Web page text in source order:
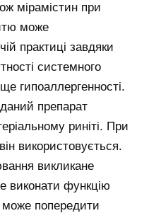
мірамістин при
може
практиці завдяки
системного
гипоаллергенності.
препарат
риніті. При
використовується.
викликане
виконати функцію
може попередити